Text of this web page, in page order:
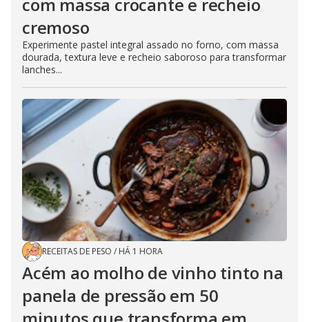
cremoso
Experimente pastel integral assado no forno, com massa
dourada, textura leve e recheio saboroso para transformar
lanches...
RECEITAS DE PESO / HÁ 1 HORA
Acém ao molho de vinho tinto na
panela de pressão em 50